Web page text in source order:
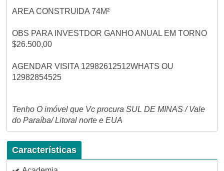
AREA CONSTRUIDA 74M²
OBS PARA INVESTDOR GANHO ANUAL EM TORNO
$26.500,00
AGENDAR VISITA 12982612512WHATS OU
12982854525
Tenho O imóvel que Vc procura SUL DE MINAS / Vale
do Paraíba/ Litoral norte e EUA
Características